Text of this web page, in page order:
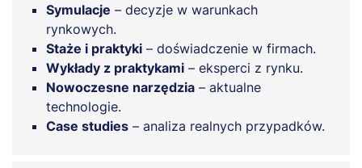
Symulacje – decyzje w warunkach
rynkowych.
Staże i praktyki – doświadczenie w firmach.
Wykłady z praktykami – eksperci z rynku.
Nowoczesne narzędzia – aktualne
technologie.
Case studies – analiza realnych przypadków.